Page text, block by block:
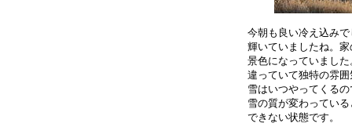
今朝も良い冷え込み
輝いていましたね。
景色になっていまし
違っていて独特の雰
雪はいつやってくる
雪の質が変わってい